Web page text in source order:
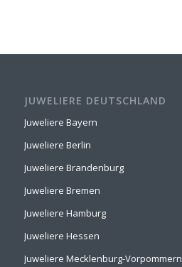
JUWELIERE DEUTSCHLAND
Juweliere Bayern
Juweliere Berlin
Juweliere Brandenburg
Juweliere Bremen
Juweliere Hamburg
Juweliere Hessen
Juweliere Mecklenburg-Vorpommern